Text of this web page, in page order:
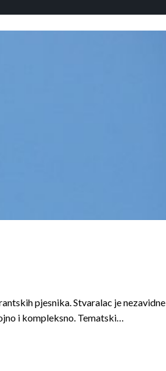
pjesnika. Stvaralac je nezavidne
i kompleksno. Tematski…